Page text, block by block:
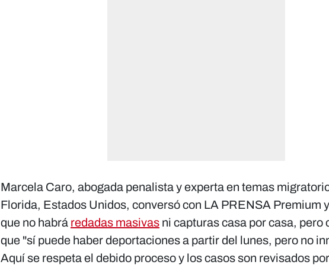
Marcela Caro, abogada penalista y experta en temas
Florida, Estados Unidos, conversó con LA PRENSA Premium
que no habrá redadas masivas ni capturas casa por casa, pero
que "sí puede haber deportaciones a partir del lunes, pero no
Aquí se respeta el debido proceso y los casos son revisados